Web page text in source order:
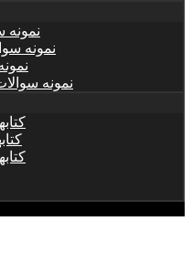
نمونه
نمونه